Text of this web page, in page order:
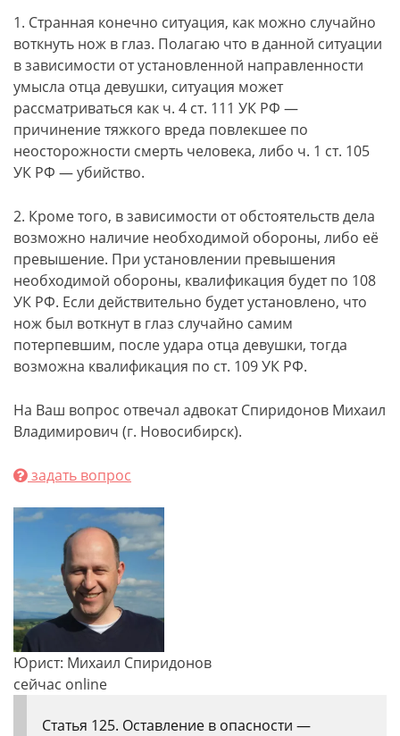
1. Странная конечно ситуация, как можно случайно
воткнуть нож в глаз. Полагаю что в данной ситуации
в зависимости от установленной направленности
умысла отца девушки, ситуация может
рассматриваться как ч. 4 ст. 111 УК РФ —
причинение тяжкого вреда повлекшее по
неосторожности смерть человека, либо ч. 1 ст. 105
УК РФ — убийство.
2. Кроме того, в зависимости от обстоятельств дела
возможно наличие необходимой обороны, либо её
превышение. При установлении превышения
необходимой обороны, квалификация будет по 108
УК РФ. Если действительно будет установлено, что
нож был воткнут в глаз случайно самим
потерпевшим, после удара отца девушки, тогда
возможна квалификация по ст. 109 УК РФ.
На Ваш вопрос отвечал адвокат Спиридонов Михаил
Владимирович (г. Новосибирск).
задать вопрос
Юрист: Михаил Спиридонов
сейчас online
Статья 125. Оставление в опасности —